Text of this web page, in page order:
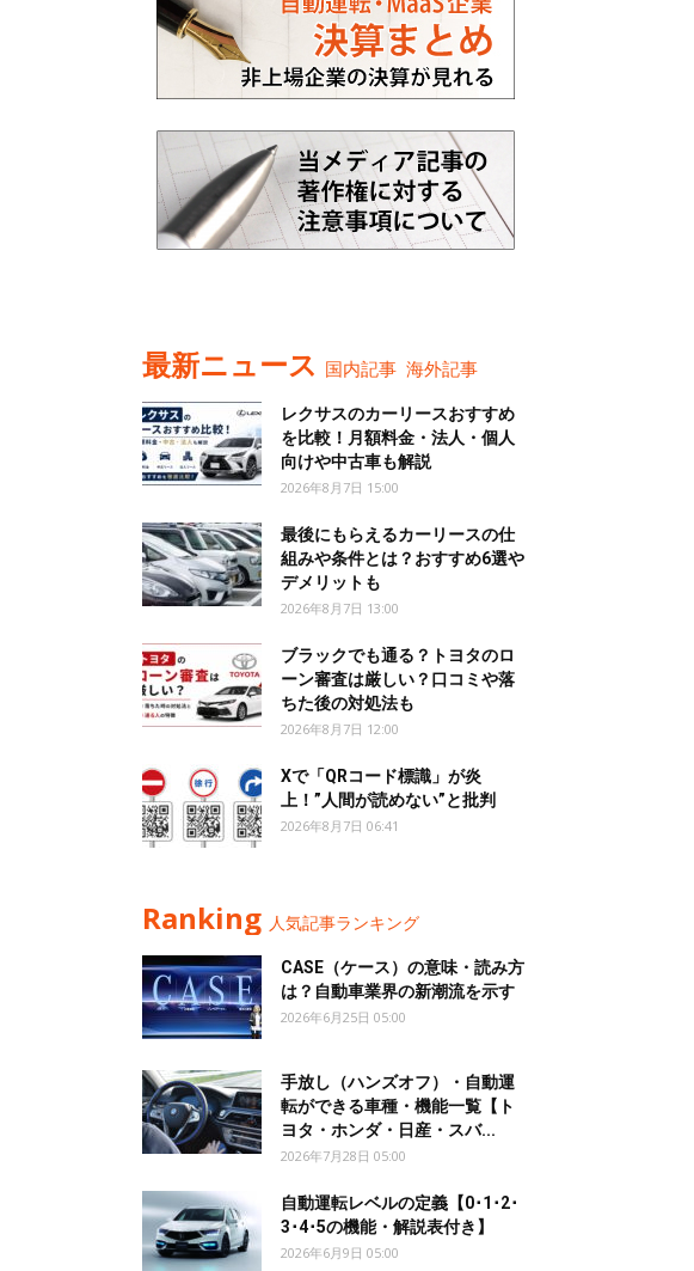
最新ニュース 国内記事 海外記事
レクサスのカーリースおすすめ
を比較！月額料金・法人・個人
向けや中古車も解説
2026年8月7日 15:00
最後にもらえるカーリースの仕
組みや条件とは？おすすめ6選や
デメリットも
2026年8月7日 13:00
ブラックでも通る？トヨタのロ
ーン審査は厳しい？口コミや落
ちた後の対処法も
2026年8月7日 12:00
Xで「QRコード標識」が炎
上！”人間が読めない”と批判
2026年8月7日 06:41
Ranking 人気記事ランキング
CASE（ケース）の意味・読み方
は？自動車業界の新潮流を示す
2026年6月25日 05:00
手放し（ハンズオフ）・自動運
転ができる車種・機能一覧【ト
ヨタ・ホンダ・日産・スバ...
2026年7月28日 05:00
自動運転レベルの定義【0･1･2･
3･4･5の機能・解説表付き】
2026年6月9日 05:00